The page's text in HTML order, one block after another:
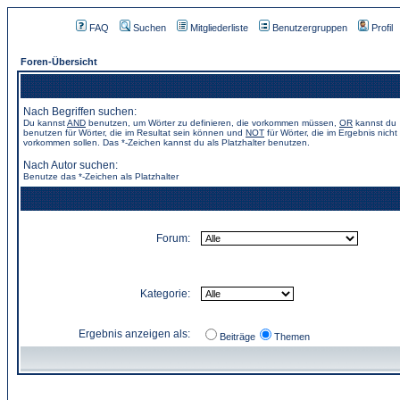
FAQ Suchen Mitgliederliste Benutzergruppen Profil
Foren-Übersicht
Nach Begriffen suchen:
Du kannstAND benutzen, um Wörter zu definieren, die vorkommen müssen, OR kannst du
benutzen für Wörter, die im Resultat sein können und NOT für Wörter, die im Ergebnis nicht
vorkommen sollen. Das *-Zeichen kannst du als Platzhalter benutzen.
Nach Autor suchen:
Benutze das *-Zeichen als Platzhalter
Forum:
Kategorie:
Ergebnis anzeigen als: Beiträge Themen